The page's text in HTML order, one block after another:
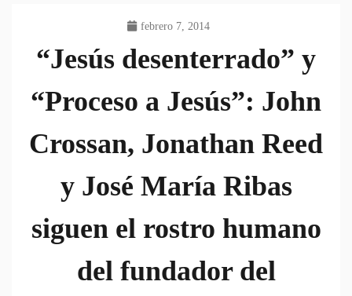
febrero 7, 2014
“Jesús desenterrado” y
“Proceso a Jesús”: John
Crossan, Jonathan Reed
y José María Ribas
siguen el rostro humano
del fundador del